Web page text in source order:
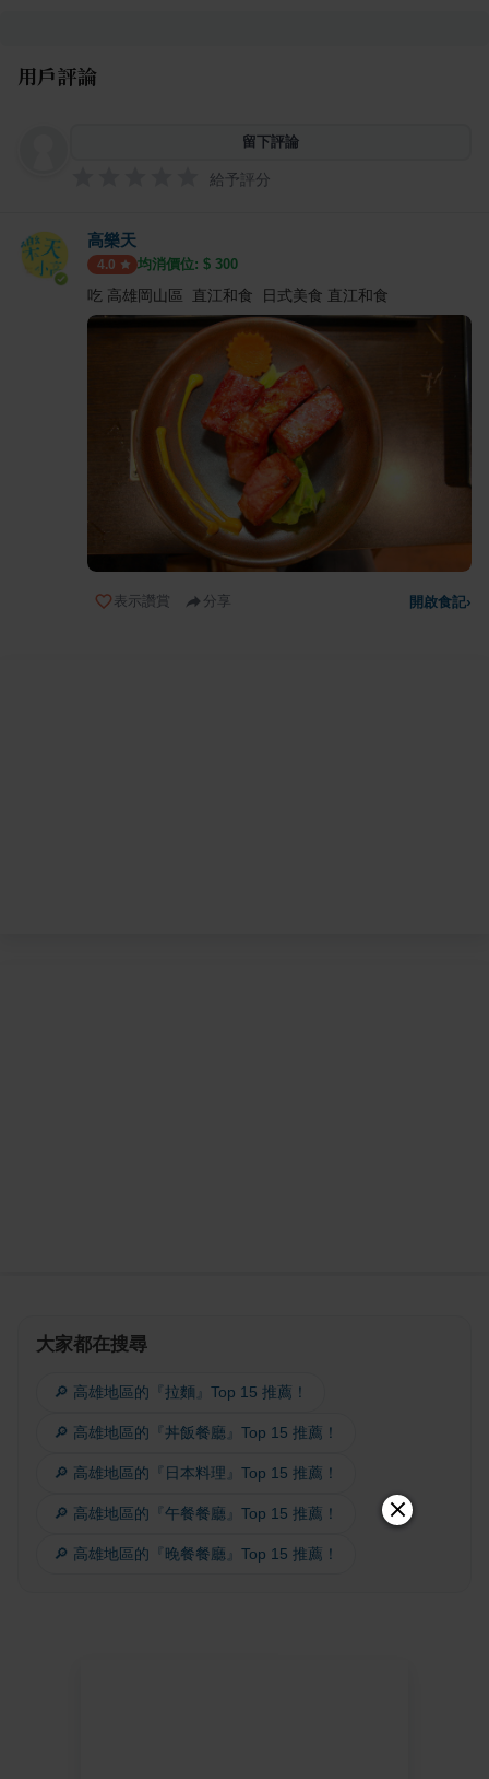
用戶評論
留下評論
給予評分
高樂天
4.0 均消價位: $ 300
吃 高雄岡山區 直江和食 日式美食 直江和食
表示讚賞 分享 開啟食記›
大家都在搜尋
🔎 高雄地區的『拉麵』Top 15 推薦！
🔎 高雄地區的『丼飯餐廳』Top 15 推薦！
🔎 高雄地區的『日本料理』Top 15 推薦！
🔎 高雄地區的『午餐餐廳』Top 15 推薦！
🔎 高雄地區的『晚餐餐廳』Top 15 推薦！